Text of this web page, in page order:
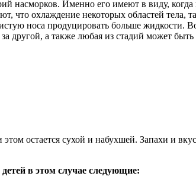
насморков. Именно его имеют в виду,
что охлаждение некоторых областей тела,
носа продуцировать больше жидкости.
другой, а также любая из стадий может
остается сухой и набухшей. Запахи и
в этом случае следующие: